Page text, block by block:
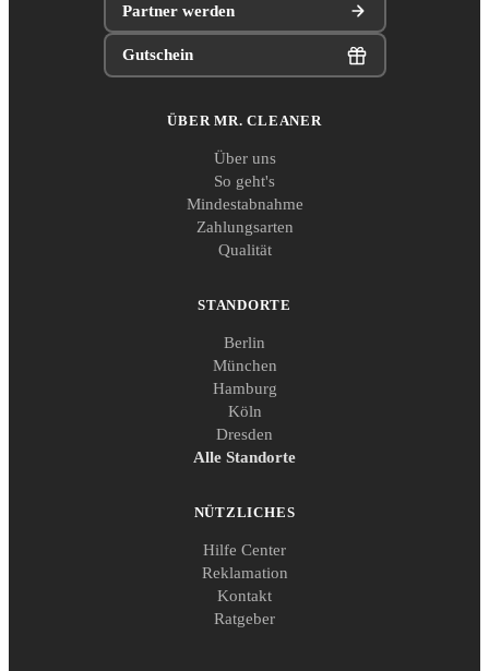
Partner werden
Gutschein
ÜBER MR. CLEANER
Über uns
So geht's
Mindestabnahme
Zahlungsarten
Qualität
STANDORTE
Berlin
München
Hamburg
Köln
Dresden
Alle Standorte
NÜTZLICHES
Hilfe Center
Reklamation
Kontakt
Ratgeber